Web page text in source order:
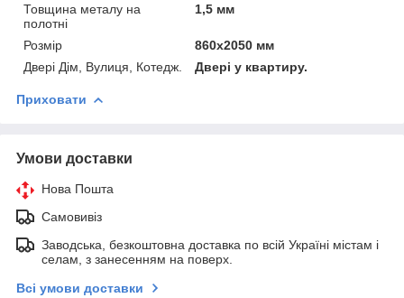
Товщина металу на
полотні
1,5 мм
Розмір
860x2050 мм
Двері Дім, Вулиця, Котедж.
Двері у квартиру.
Приховати
Умови доставки
Нова Пошта
Самовивіз
Заводська, безкоштовна доставка по всій Україні містам і
селам, з занесенням на поверх.
Всі умови доставки